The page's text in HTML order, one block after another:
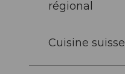
régional
Cuisine suisse